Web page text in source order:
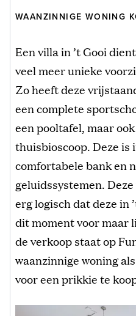
WAANZINNIGE WONING
Een villa in ’t Gooi
veel meer unieke
Zo heeft deze
een complete
een pooltafel, maar
thuisbioscoop. Deze is
comfortabele bank en
geluidssystemen.
erg logisch dat deze in
dit moment voor maar
de verkoop staat op
waanzinnige woning
voor een prikkie te